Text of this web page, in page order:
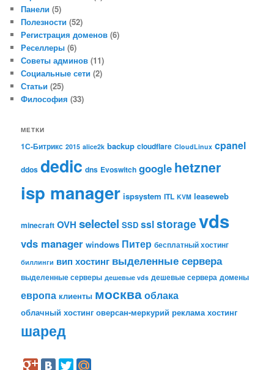
Панели (5)
Полезности (52)
Регистрация доменов (6)
Реселлеры (6)
Советы админов (11)
Социальные сети (2)
Статьи (25)
Философия (33)
МЕТКИ
1С-Битрикс 2015 alice2k backup cloudflare CloudLinux cpanel
ddos dedic dns Evoswitch google hetzner
isp manager ispsystem ITL KVM leaseweb
minecraft OVH selectel SSD sslstorage vds
vds manager windows Питер бесплатный хостинг
биллинги вип хостинг выделенные сервера
выделенные серверы дешевые vds дешевые сервера домены
европа клиенты москваоблака
облачный хостинг оверсан-меркурий реклама хостинг
шаред